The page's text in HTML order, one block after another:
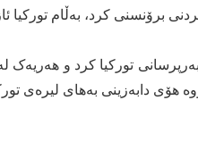
برۆنسنی کرد، بەڵام
تورکیا کرد و هەریەک
هۆی دابەزینی بەهای لیرەی